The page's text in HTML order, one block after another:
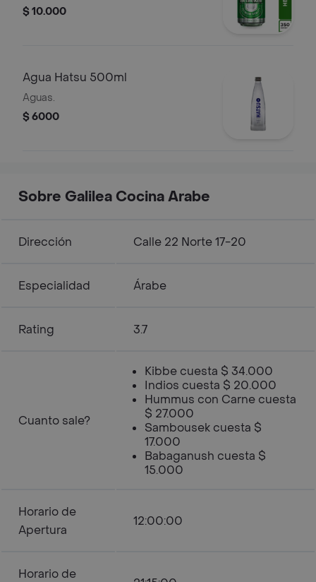
$ 10.000
Agua Hatsu 500ml
Aguas.
$ 6000
Sobre Galilea Cocina Arabe
Dirección Calle 22 Norte 17-20
Especialidad Árabe
Rating 3.7
Cuanto sale?
Kibbe cuesta $ 34.000
Indios cuesta $ 20.000
Hummus con Carne cuesta
$ 27.000
Sambousek cuesta $
17.000
Babaganush cuesta $
15.000
Horario de
Apertura
12:00:00
Horario de